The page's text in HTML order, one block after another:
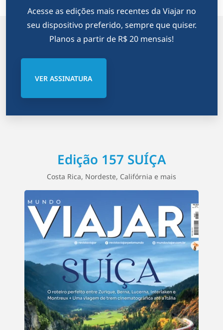
Acesse as edições mais recentes da Viajar no
seu dispositivo preferido, sempre que quiser.
Planos a partir de R$ 20 mensais!
VER ASSINATURA
Edição 157 SUÍÇA
Costa Rica, Nordeste, Califórnia e mais